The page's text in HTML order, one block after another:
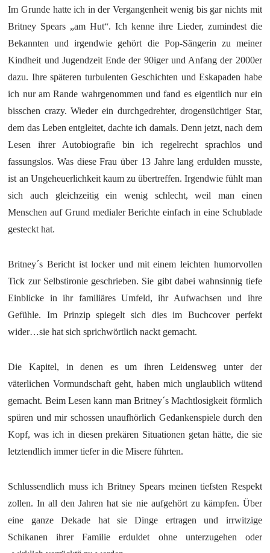
Im Grunde hatte ich in der Vergangenheit wenig bis gar nichts mit
Britney Spears „am Hut“. Ich kenne ihre Lieder, zumindest die
Bekannten und irgendwie gehört die Pop-Sängerin zu meiner
Kindheit und Jugendzeit Ende der 90iger und Anfang der 2000er
dazu. Ihre späteren turbulenten Geschichten und Eskapaden habe
ich nur am Rande wahrgenommen und fand es eigentlich nur ein
bisschen crazy. Wieder ein durchgedrehter, drogensüchtiger Star,
dem das Leben entgleitet, dachte ich damals. Denn jetzt, nach dem
Lesen ihrer Autobiografie bin ich regelrecht sprachlos und
fassungslos. Was diese Frau über 13 Jahre lang erdulden musste,
ist an Ungeheuerlichkeit kaum zu übertreffen. Irgendwie fühlt man
sich auch gleichzeitig ein wenig schlecht, weil man einen
Menschen auf Grund medialer Berichte einfach in eine Schublade
gesteckt hat.
Britney´s Bericht ist locker und mit einem leichten humorvollen
Tick zur Selbstironie geschrieben. Sie gibt dabei wahnsinnig tiefe
Einblicke in ihr familiäres Umfeld, ihr Aufwachsen und ihre
Gefühle. Im Prinzip spiegelt sich dies im Buchcover perfekt
wider…sie hat sich sprichwörtlich nackt gemacht.
Die Kapitel, in denen es um ihren Leidensweg unter der
väterlichen Vormundschaft geht, haben mich unglaublich wütend
gemacht. Beim Lesen kann man Britney´s Machtlosigkeit förmlich
spüren und mir schossen unaufhörlich Gedankenspiele durch den
Kopf, was ich in diesen prekären Situationen getan hätte, die sie
letztendlich immer tiefer in die Misere führten.
Schlussendlich muss ich Britney Spears meinen tiefsten Respekt
zollen. In all den Jahren hat sie nie aufgehört zu kämpfen. Über
eine ganze Dekade hat sie Dinge ertragen und irrwitzige
Schikanen ihrer Familie erduldet ohne unterzugehen oder